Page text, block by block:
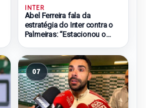
INTER
Abel Ferreira fala da
estratégia do Inter contra o
Palmeiras: “Estacionou o
07